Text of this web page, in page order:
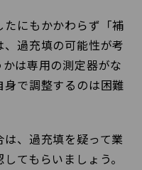
にもかかわらず「補
過充填の可能性が考
は専用の測定器がな
で調整するのは困難
、過充填を疑って業
てもらいましょう。